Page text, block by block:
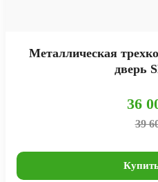
Металлическая
дверь
36
39